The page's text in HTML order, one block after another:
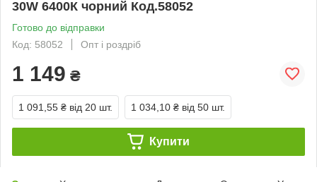
30W 6400К чорний Код.58052
Готово до відправки
Код: 58052
Опт і роздріб
1 149 ₴
1 091,55 ₴ від 20 шт. 1 034,10 ₴ від 50 шт.
Купити